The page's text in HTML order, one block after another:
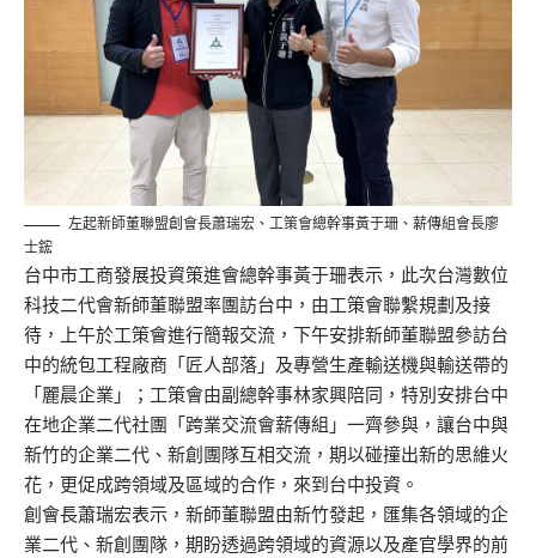
左起新師董聯盟創會長蕭瑞宏、工策會總幹事黃于珊、薪傳組會長廖
士鋐
台中市工商發展投資策進會總幹事黃于珊表示，此次台灣數位
科技二代會新師董聯盟率團訪台中，由工策會聯繫規劃及接
待，上午於工策會進行簡報交流，下午安排新師董聯盟參訪台
中的統包工程廠商「匠人部落」及專營生產輸送機與輸送帶的
「麗晨企業」；工策會由副總幹事林家興陪同，特別安排台中
在地企業二代社團「跨業交流會薪傳組」一齊參與，讓台中與
新竹的企業二代、新創團隊互相交流，期以碰撞出新的思維火
花，更促成跨領域及區域的合作，來到台中投資。
創會長蕭瑞宏表示，新師董聯盟由新竹發起，匯集各領域的企
業二代、新創團隊，期盼透過跨領域的資源以及產官學界的前